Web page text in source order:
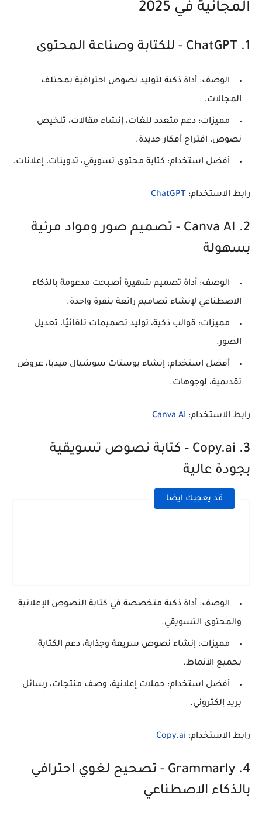
المجانية في 2025
1. ChatGPT - للكتابة وصناعة المحتوى
الوصف: أداة ذكية لتوليد نصوص احترافية بمختلف
المجالات.
مميزات: دعم متعدد للغات، إنشاء مقالات، تلخيص
نصوص، اقتراح أفكار جديدة.
أفضل استخدام: كتابة محتوى تسويقي، تدوينات، إعلانات.
رابط الاستخدام: ChatGPT
2. Canva AI - تصميم صور ومواد مرئية
بسهولة
الوصف: أداة تصميم شهيرة أصبحت مدعومة بالذكاء
الاصطناعي لإنشاء تصاميم رائعة بنقرة واحدة.
مميزات: قوالب ذكية، توليد تصميمات تلقائيًا، تعديل
الصور.
أفضل استخدام: إنشاء بوستات سوشيال ميديا، عروض
تقديمية، لوجوهات.
رابط الاستخدام: Canva AI
3. Copy.ai - كتابة نصوص تسويقية
بجودة عالية
قد يعجبك ايضا
الوصف: أداة ذكية متخصصة في كتابة النصوص الإعلانية
والمحتوى التسويقي.
مميزات: إنشاء نصوص سريعة وجذابة، دعم الكتابة
بجميع الأنماط.
أفضل استخدام: حملات إعلانية، وصف منتجات، رسائل
بريد إلكتروني.
رابط الاستخدام: Copy.ai
4. Grammarly - تصحيح لغوي احترافي
بالذكاء الاصطناعي